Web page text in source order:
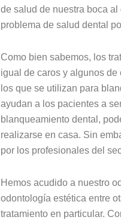
de salud de nuestra boca
problema de salud dental
Como bien sabemos, los
igual de caros y algunos
los que se utilizan para
ayudan a los pacientes a
blanqueamiento dental,
realizarse en casa. Sin
por los profesionales del
Hemos acudido a nuestro
odontología estética entre
tratamiento en particular.